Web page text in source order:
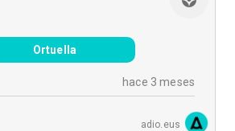
Ortuella
hace 3 meses
adio.eus